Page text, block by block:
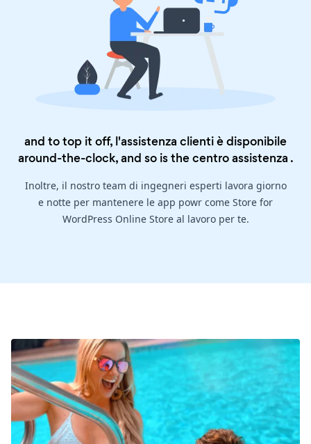
and to top it off, l'assistenza clienti è disponibile
around-the-clock, and so is thecentro assistenza .
Inoltre, il nostro team di ingegneri esperti lavora giorno
e notte per mantenere le app powr come Store for
WordPress Online Store al lavoro per te.